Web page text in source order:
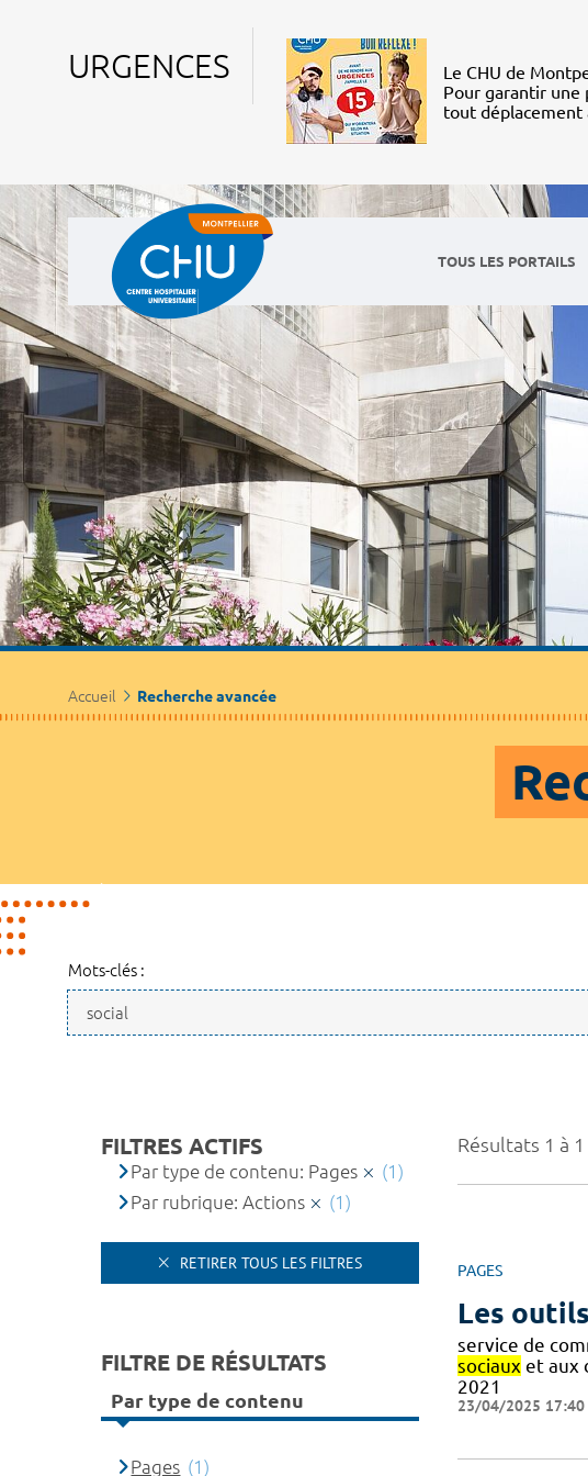
URGENCES
Le CHU de
Pour garantir une
tout déplacement
TOUS LES PORTAILS
Accueil Recherche avancée
Mots-clés :
Résultats 1 à
PAGES
Les
service de
sociaux et aux
2021
23/04/2025 17:40
FILTRES ACTIFS
Par type de contenu: Pages
(1)
Par rubrique: Actions
(1)
RETIRER TOUS LES FILTRES
FILTRE DE RÉSULTATS
Par type de contenu
Pages (1)